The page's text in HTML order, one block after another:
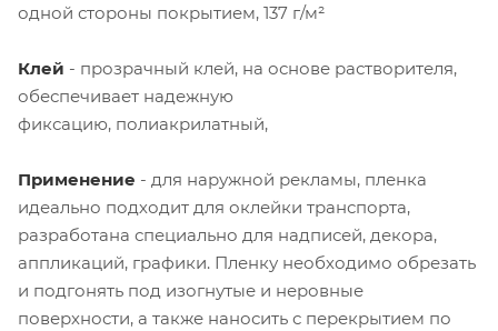
одной стороны покрытием, 137 г/м²
Клей - прозрачный клей, на основе растворителя,
обеспечивает надежную
фиксацию, полиакрилатный,
Применение - для наружной рекламы, пленка
идеально подходит для оклейки транспорта,
разработана специально для надписей, декора,
аппликаций, графики. Пленку необходимо обрезать
и подгонять под изогнутые и неровные
поверхности, а также наносить с перекрытием по